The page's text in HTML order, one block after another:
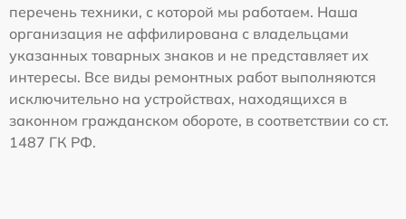
перечень техники, с которой мы работаем. Наша
организация не аффилирована с владельцами
указанных товарных знаков и не представляет их
интересы. Все виды ремонтных работ выполняются
исключительно на устройствах, находящихся в
законном гражданском обороте, в соответствии со ст.
1487 ГК РФ.